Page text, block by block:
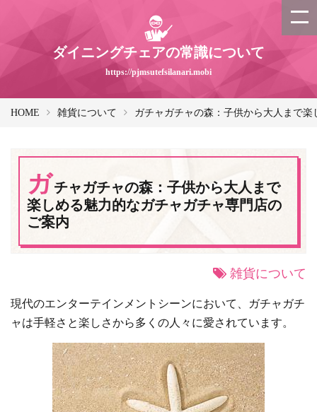
ダイニングチェアの常識について
https://pjmsutefsilanari.mobi
HOME 雑貨について ガチャガチャの森：子供から大人まで
ガチャガチャの森：子供から大人まで
楽しめる魅力的なガチャガチャ専門店の
ご案内
雑貨について
現代のエンターテインメントシーンにおいて、ガチャガチ
ャは手軽さと楽しさから多くの人々に愛されています。